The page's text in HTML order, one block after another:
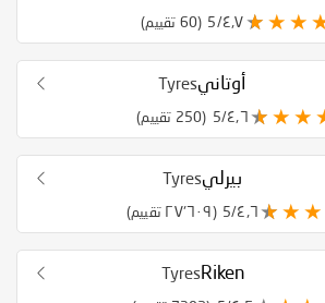
٤٫٧/5 (60 تقييم)
أوتانيTyres
٤٫٦/5 (250 تقييم)
بيرليTyres
٤٫٦/5 (٢٧٬٦٠٩ تقييم)
Riken
Tyres